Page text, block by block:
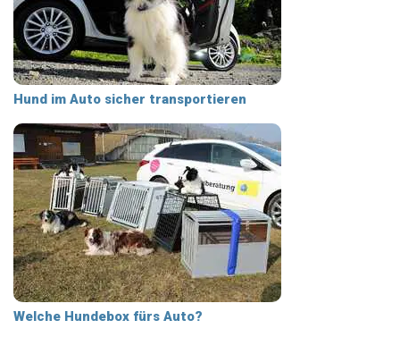
Hund im Auto sicher transportieren
Welche Hundebox fürs Auto?